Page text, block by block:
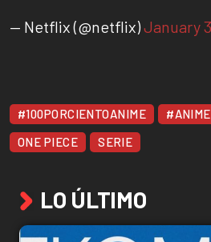
— Netflix (@netflix)January
#100PORCIENTOANIME #ANIME
ONE PIECE
SERIE
LO ÚLTIMO